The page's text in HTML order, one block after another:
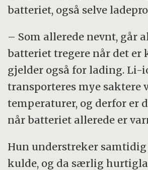
batteriet, også selve
– ­Som allerede nevnt, går
batteriet tregere når det er
gjelder også for lading. Li-
transporteres mye saktere
temperaturer, og derfor er
når batteriet allerede er
Hun understreker
kulde, og da særlig